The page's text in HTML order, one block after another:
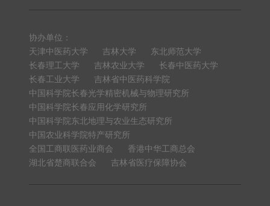
协办单位：
天津中医药大学
吉林大学
东北师范大学
长春理工大学
吉林农业大学
长春中医药大学
长春工业大学
吉林省中医药科学院
中国科学院长春光学精密机械与物理研究所
中国科学院长春应用化学研究所
中国科学院东北地理与农业生态研究所
中国农业科学院特产研究所
全国工商联医药业商会
香港中华工商总会
湖北省楚商联合会
吉林省医疗保障协会